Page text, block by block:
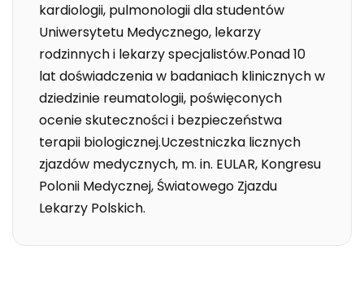
kardiologii, pulmonologii dla studentów
Uniwersytetu Medycznego, lekarzy
rodzinnych i lekarzy specjalistów.Ponad 10
lat doświadczenia w badaniach klinicznych w
dziedzinie reumatologii, poświęconych
ocenie skuteczności i bezpieczeństwa
terapii biologicznej.Uczestniczka licznych
zjazdów medycznych, m. in. EULAR, Kongresu
Polonii Medycznej, Światowego Zjazdu
Lekarzy Polskich.